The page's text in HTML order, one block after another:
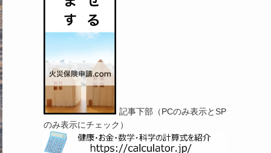
記事下部（PCのみ表示とSP
のみ表示にチェック）